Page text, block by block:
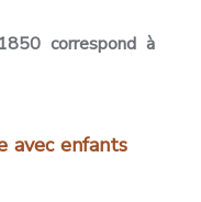
correspond à
avec enfants